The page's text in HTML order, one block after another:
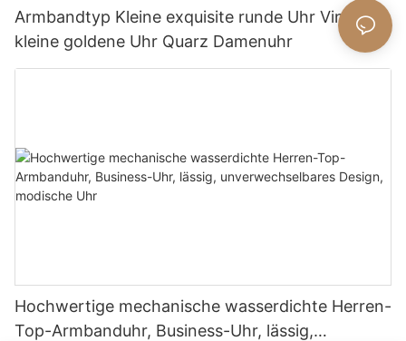
Armbandtyp Kleine exquisite runde Uhr Vintage
kleine goldene Uhr Quarz Damenuhr
Hochwertige mechanische wasserdichte Herren-
Top-Armbanduhr, Business-Uhr, lässig,